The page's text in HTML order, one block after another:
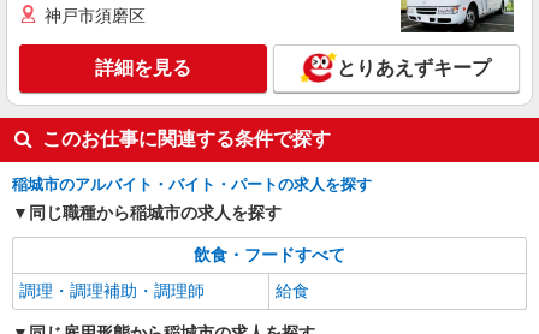
神戸市須磨区
詳細を見る とりあえずキープ
このお仕事に関連する条件で探す
稲城市のアルバイト・バイト・パートの求人を探す
同じ職種から稲城市の求人を探す
飲食・フードすべて
調理・調理補助・調理師
給食